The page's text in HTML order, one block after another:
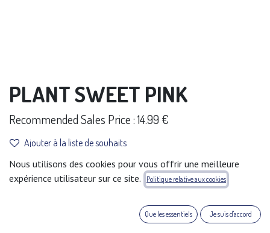
PLANT SWEET PINK
Recommended Sales Price : 14.99 €
Ajouter à la liste de souhaits
Conditions générales
Garantie satisfait ou remboursé de 30 jours
Nous utilisons des cookies pour vous offrir une meilleure
expérience utilisateur sur ce site.
Politique relative aux cookies
Que les essentiels Je suis d'accord